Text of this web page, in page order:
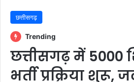
छत्तीसगढ़
Trending
छत्तीसगढ़ में 5000
भर्ती प्रक्रिया शुरू,